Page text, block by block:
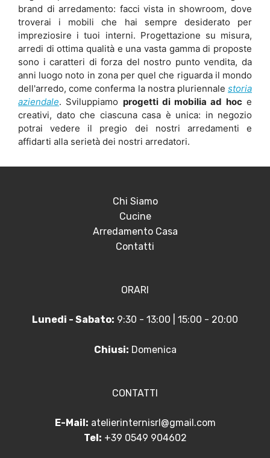
brand di arredamento: facci vista in showroom, dove
troverai i mobili che hai sempre desiderato per
impreziosire i tuoi interni. Progettazione su misura,
arredi di ottima qualità e una vasta gamma di proposte
sono i caratteri di forza del nostro punto vendita, da
anni luogo noto in zona per quel che riguarda il mondo
dell'arredo, come conferma la nostra pluriennale storia
aziendale. Sviluppiamo progetti di mobilia ad hoce
creativi, dato che ciascuna casa è unica: in negozio
potrai vedere il pregio dei nostri arredamenti e
affidarti alla serietà dei nostri arredatori.
Chi Siamo
Cucine
Arredamento Casa
Contatti
ORARI
Lunedi - Sabato: 9:30 - 13:00 | 15:00 - 20:00
Chiusi: Domenica
CONTATTI
E-Mail: atelierinternisrl@gmail.com
Tel: +39 0549 904602